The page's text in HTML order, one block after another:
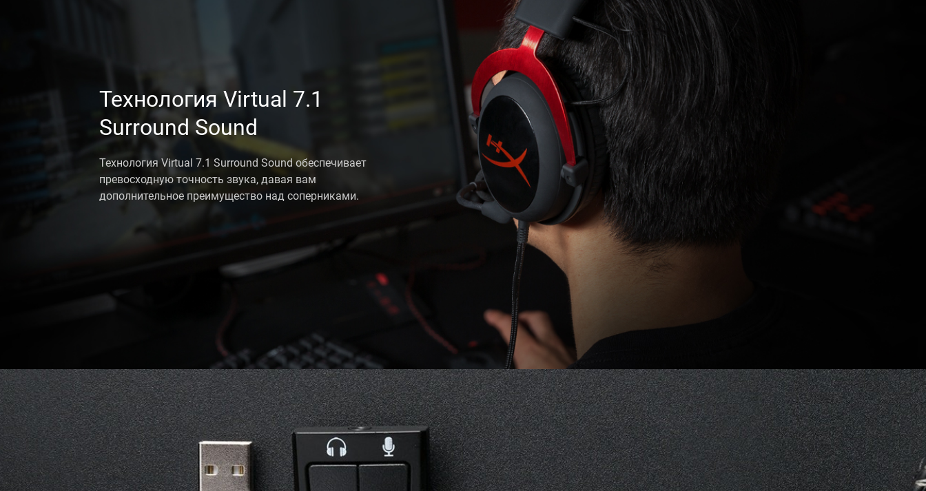
Технология Virtual 7.1
Surround Sound
Технология Virtual 7.1 Surround Sound обеспечивает
превосходную точность звука, давая вам
дополнительное преимущество над соперниками.